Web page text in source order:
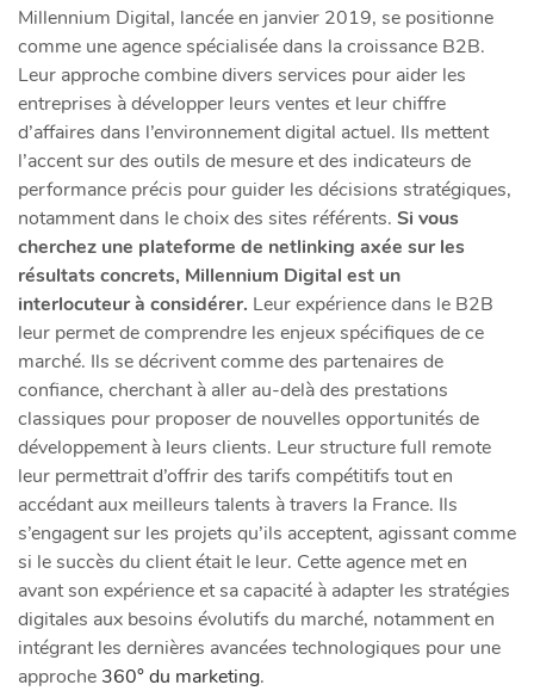
Millennium Digital, lancée en janvier 2019, se positionne
comme une agence spécialisée dans la croissance B2B.
Leur approche combine divers services pour aider les
entreprises à développer leurs ventes et leur chiffre
d’affaires dans l’environnement digital actuel. Ils mettent
l’accent sur des outils de mesure et des indicateurs de
performance précis pour guider les décisions stratégiques,
notamment dans le choix des sites référents. Si vous
cherchez une plateforme de netlinking axée sur les
résultats concrets, Millennium Digital est un
interlocuteur à considérer. Leur expérience dans le B2B
leur permet de comprendre les enjeux spécifiques de ce
marché. Ils se décrivent comme des partenaires de
confiance, cherchant à aller au-delà des prestations
classiques pour proposer de nouvelles opportunités de
développement à leurs clients. Leur structure full remote
leur permettrait d’offrir des tarifs compétitifs tout en
accédant aux meilleurs talents à travers la France. Ils
s’engagent sur les projets qu’ils acceptent, agissant comme
si le succès du client était le leur. Cette agence met en
avant son expérience et sa capacité à adapter les stratégies
digitales aux besoins évolutifs du marché, notamment en
intégrant les dernières avancées technologiques pour une
approche 360° du marketing.